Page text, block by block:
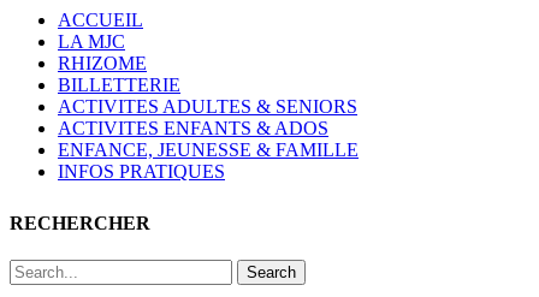
ACCUEIL
LA MJC
RHIZOME
BILLETTERIE
ACTIVITES ADULTES & SENIORS
ACTIVITES ENFANTS & ADOS
ENFANCE, JEUNESSE & FAMILLE
INFOS PRATIQUES
RECHERCHER
Search